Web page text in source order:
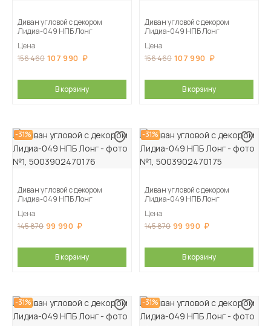
Диван угловой с декором
Лидиа-049 НПБ Лонг
Цена
156 460 107 990
В корзину
Диван угловой с декором
Лидиа-049 НПБ Лонг
Цена
156 460 107 990
В корзину
-31%
Диван угловой с декором
Лидиа-049 НПБ Лонг
Цена
145 870 99 990
В корзину
-31%
Диван угловой с декором
Лидиа-049 НПБ Лонг
Цена
145 870 99 990
В корзину
-31% -31%